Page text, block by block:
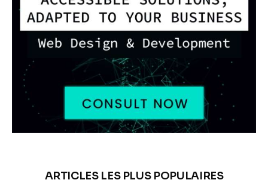
ARTICLES LES PLUS POPULAIRES